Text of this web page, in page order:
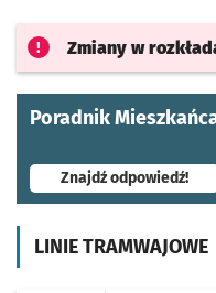
Zmiany w
Poradnik
Znajdź odpowiedź!-
LINIE TRAMWAJOWE